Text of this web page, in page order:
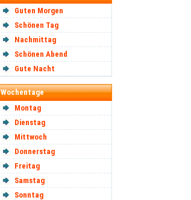
Guten Morgen
Schönen Tag
Nachmittag
Schönen Abend
Gute Nacht
Wochentage
Montag
Dienstag
Mittwoch
Donnerstag
Freitag
Samstag
Sonntag